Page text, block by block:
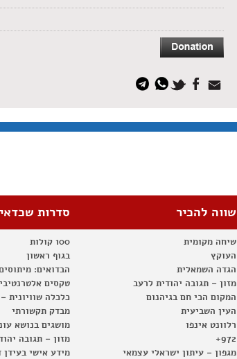
שווה להכיר
שיחה מקומית
העוקץ
הגדה השמאלית
מזון – תגובה יהודית לרעב
המקום הכי חם בגיהנום
העין השביעית
רלוונט אינפו
972+
מגפון – עיתון ישראלי עצמאי
סדרות
100 קולות
בגוף ראשון
הבדואים:
טקסים
כלכלה שוויונית
מבדק תקשורתי
מושגים בנושא
מזון – תגובה
מידע אישי בעידן